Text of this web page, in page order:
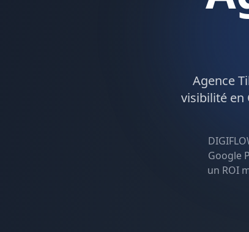
Agence
visibilité en
Google
un ROI